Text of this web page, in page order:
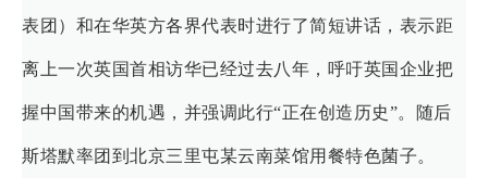
表团）和在华英方各界代表时进行了简短讲话，表示距
离上一次英国首相访华已经过去八年，呼吁英国企业把
握中国带来的机遇，并强调此行“正在创造历史”。随后
斯塔默率团到北京三里屯某云南菜馆用餐特色菌子。